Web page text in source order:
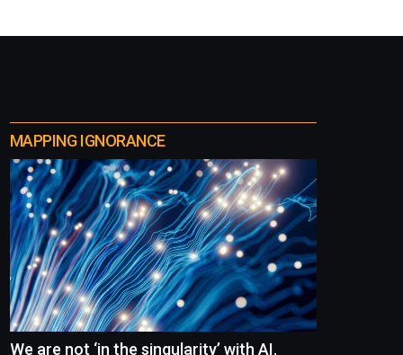
MAPPING IGNORANCE
We are not ‘in the singularity’ with AI.